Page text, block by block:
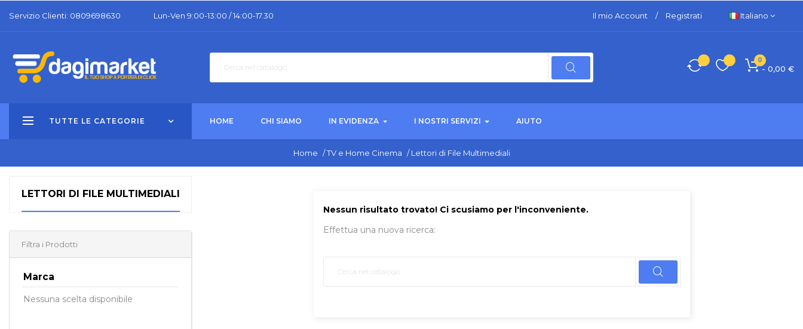
Servizio Clienti: 0809698630 Lun-Ven 9:00-13:00 / 14:00-17.30 Il mio Account / Registrati Italiano
0
- 0,00 €
TUTTE LE CATEGORIE HOME CHI SIAMO IN EVIDENZA I NOSTRI SERVIZI AIUTO
Home /TV e Home Cinema / Lettori di File Multimediali
LETTORI DI FILE MULTIMEDIALI
Filtra i Prodotti
Marca
Nessuna scelta disponibile
Nessun risultato trovato! Ci scusiamo per l'inconveniente.
Effettua una nuova ricerca: